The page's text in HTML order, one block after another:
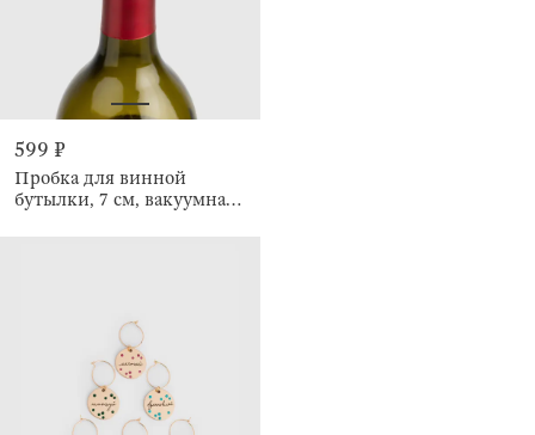
599 ₽
Пробка для винной
бутылки, 7 см, вакуумная,